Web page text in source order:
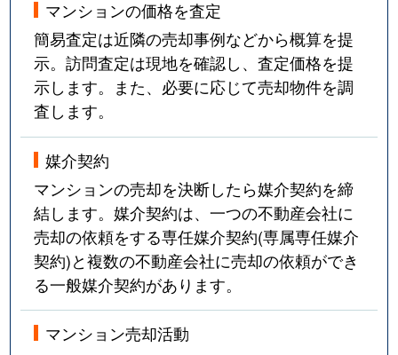
マンションの価格を査定
簡易査定は近隣の売却事例などから概算を提
示。訪問査定は現地を確認し、査定価格を提
示します。また、必要に応じて売却物件を調
査します。
媒介契約
マンションの売却を決断したら媒介契約を締
結します。媒介契約は、一つの不動産会社に
売却の依頼をする専任媒介契約(専属専任媒介
契約)と複数の不動産会社に売却の依頼ができ
る一般媒介契約があります。
マンション売却活動